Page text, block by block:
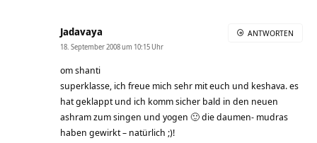
Jadavaya
18. September 2008 um 10:15 Uhr
om shanti
superklasse, ich freue mich sehr mit euch und keshava. es
hat geklappt und ich komm sicher bald in den neuen
ashram zum singen und yogen 🙂 die daumen- mudras
haben gewirkt – natürlich ;)!
ANTWORTEN